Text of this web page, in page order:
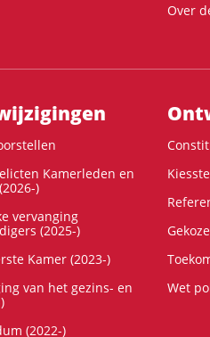
Over
Kamerleden en
)
vervanging
(2025-)
Kamer (2023-)
van het gezins- en
(2022-)
Wet